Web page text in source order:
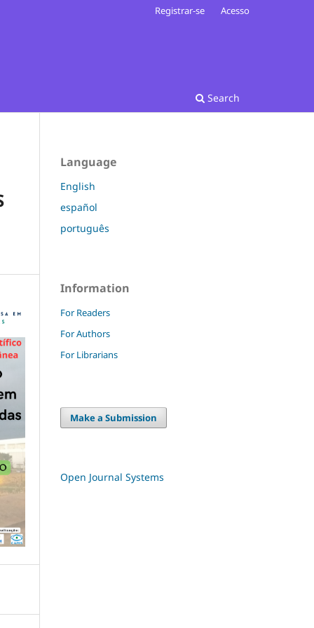
Search
Registrar-se Acesso
Language
English
español
português
Information
For Readers
For Authors
For Librarians
Make a Submission
Open Journal Systems